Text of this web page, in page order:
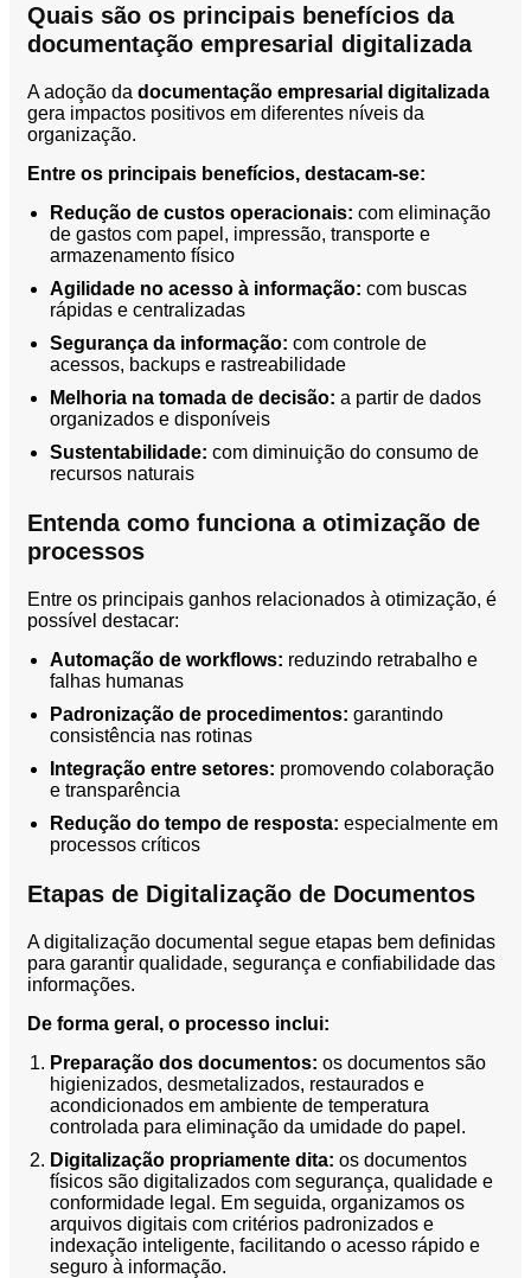
de
Dados
Blog
Contato
Orçamento
Trabalhe
Conosco
X
Quais são os principais benefícios da
documentação empresarial digitalizada
A adoção da documentação empresarial digitalizada
gera impactos positivos em diferentes níveis da
organização.
Entre os principais benefícios, destacam-se:
Redução de custos operacionais: com eliminação
de gastos com papel, impressão, transporte e
armazenamento físico
Agilidade no acesso à informação: com buscas
rápidas e centralizadas
Segurança da informação: com controle de
acessos, backups e rastreabilidade
Melhoria na tomada de decisão: a partir de dados
organizados e disponíveis
Sustentabilidade: com diminuição do consumo de
recursos naturais
Entenda como funciona a otimização de
processos
Entre os principais ganhos relacionados à otimização, é
possível destacar:
Automação de workflows: reduzindo retrabalho e
falhas humanas
Padronização de procedimentos: garantindo
consistência nas rotinas
Integração entre setores: promovendo colaboração
e transparência
Redução do tempo de resposta: especialmente em
processos críticos
Etapas de Digitalização de Documentos
A digitalização documental segue etapas bem definidas
para garantir qualidade, segurança e confiabilidade das
informações.
De forma geral, o processo inclui:
Preparação dos documentos: os documentos são
higienizados, desmetalizados, restaurados e
acondicionados em ambiente de temperatura
controlada para eliminação da umidade do papel.
Digitalização propriamente dita: os documentos
físicos são digitalizados com segurança, qualidade e
conformidade legal. Em seguida, organizamos os
arquivos digitais com critérios padronizados e
indexação inteligente, facilitando o acesso rápido e
seguro à informação.